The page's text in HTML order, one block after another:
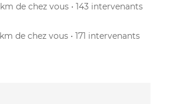
km de chez vous • 143 intervenants
km de chez vous • 171 intervenants